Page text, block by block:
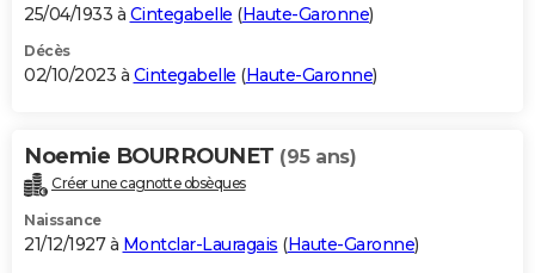
S'inscrire
Se connecter
Lycées
Collèges
Primaires
Universités
Entreprises
Service militaire
Avis de recherche
AVIS DE DÉCÈS
Bricolage
Lifestyle
Culture
Sport
Auto
Television
Voyage
Cinema
25/04/1933 à Cintegabelle (Haute-Garonne)
Décès
02/10/2023 à Cintegabelle (Haute-Garonne)
Noemie BOURROUNET (95 ans)
Créer une cagnotte obsèques
Naissance
21/12/1927 à Montclar-Lauragais (Haute-Garonne)